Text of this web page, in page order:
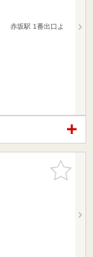
赤坂駅 1番出口よ
お気に入
りに追加